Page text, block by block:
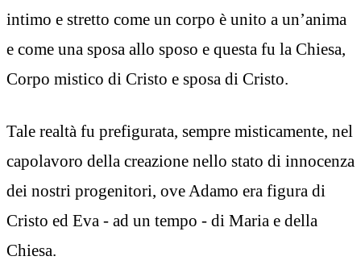
intimo e stretto come un corpo è unito a un’anima
e come una sposa allo sposo e questa fu la Chiesa,
Corpo mistico di Cristo e sposa di Cristo.
Tale realtà fu prefigurata, sempre misticamente, nel
capolavoro della creazione nello stato di innocenza
dei nostri progenitori, ove Adamo era figura di
Cristo ed Eva - ad un tempo - di Maria e della
Chiesa.